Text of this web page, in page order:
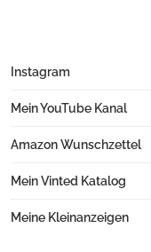
Instagram
Mein YouTube Kanal
Amazon Wunschzettel
Mein Vinted Katalog
Meine Kleinanzeigen